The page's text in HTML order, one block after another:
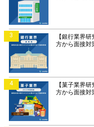
3
【銀行業界
方から面接対
4
【菓子業界
方から面接対